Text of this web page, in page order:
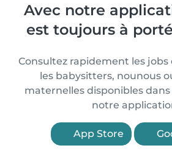
Avec notre
est toujours à
Consultez rapidement les
les babysitters, nounous
maternelles disponibles
notre
App Store